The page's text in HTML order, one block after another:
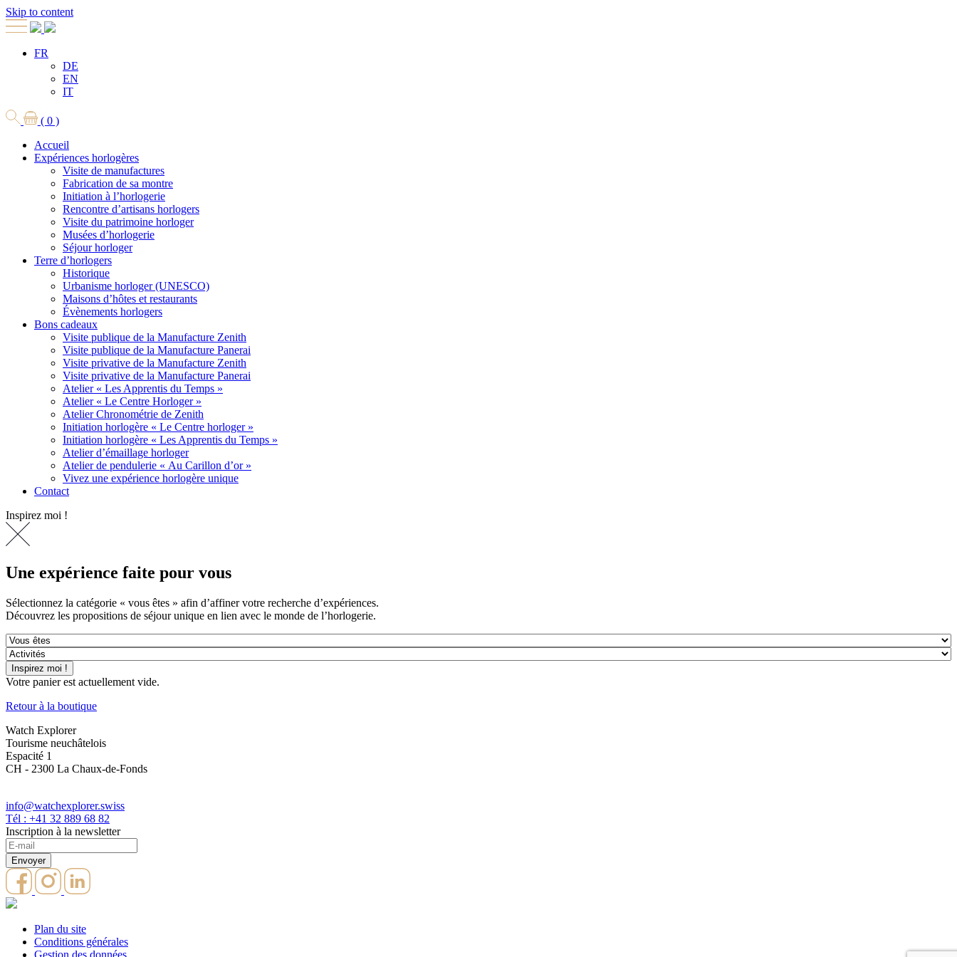
Skip to content
FR
DE
EN
IT
( 0 )
Accueil
Expériences horlogères
Visite de manufactures
Fabrication de sa montre
Initiation à l’horlogerie
Rencontre d’artisans horlogers
Visite du patrimoine horloger
Musées d’horlogerie
Séjour horloger
Terre d’horlogers
Historique
Urbanisme horloger (UNESCO)
Maisons d’hôtes et restaurants
Évènements horlogers
Bons cadeaux
Visite publique de la Manufacture Zenith
Visite publique de la Manufacture Panerai
Visite privative de la Manufacture Zenith
Visite privative de la Manufacture Panerai
Atelier « Les Apprentis du Temps »
Atelier « Le Centre Horloger »
Atelier Chronométrie de Zenith
Initiation horlogère « Le Centre horloger »
Initiation horlogère « Les Apprentis du Temps »
Atelier d’émaillage horloger
Atelier de pendulerie « Au Carillon d’or »
Vivez une expérience horlogère unique
Contact
Inspirez moi !
Une expérience faite pour vous
Sélectionnez la catégorie « vous êtes » afin d’affiner votre recherche d’expériences.
Découvrez les propositions de séjour unique en lien avec le monde de l’horlogerie.
Votre panier est actuellement vide.
Retour à la boutique
Watch Explorer
Tourisme neuchâtelois
Espacité 1
CH - 2300 La Chaux-de-Fonds
info@watchexplorer.swiss
Tél : +41 32 889 68 82
Inscription à la newsletter
Plan du site
Conditions générales
Gestion des données